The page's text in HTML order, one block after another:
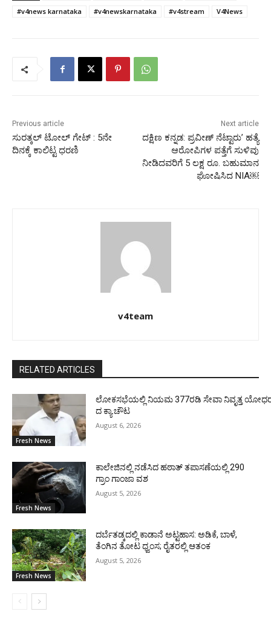
#v4news karnataka
#v4newskarnataka #v4stream V4News
Previous article
ಸುರತ್ಕಲ್ ಟೋಲ್ ಗೇಟ್ : 5ನೇ
ದಿನಕ್ಕೆ ಕಾಲಿಟ್ಟ ಧರಣಿ
Next article
ದಕ್ಷಿಣ ಕನ್ನಡ: ಪ್ರವೀಣ್ ನೆಟ್ಟಾರುʼ ಹತ್ಯೆ
ಆರೋಪಿಗಳ ಪತ್ತೆಗೆ ಸುಳಿವು
ನೀಡಿದವರಿಗೆ 5 ಲಕ್ಷ ರೂ. ಬಹುಮಾನ
ಘೋಷಿಸಿದ NIA￼
v4team
RELATED ARTICLES
Fresh News
ಲೋಕಸಭೆಯಲ್ಲಿ ನಿಯಮ 377ರಡಿ ಸೇವಾ ನಿವೃತ್ತ ಯೋಧರ
ದ ಕ್ಯಾ.ಚೌಟ
August 6, 2026
Fresh News
ಕಾಲೇಜಿನಲ್ಲಿ ನಡೆಸಿದ ಹಠಾತ್ ತಪಾಸಣೆಯಲ್ಲಿ 290
ಗ್ರಾಂ ಗಾಂಜಾ ವಶ
August 5, 2026
Fresh News
ದರ್ಬೆತಡ್ಕದಲ್ಲಿ ಕಾಡಾನೆ ಅಟ್ಟಹಾಸ: ಅಡಿಕೆ, ಬಾಳೆ,
ತೆಂಗಿನ ತೋಟ ಧ್ವಂಸ; ರೈತರಲ್ಲಿ ಆತಂಕ
August 5, 2026